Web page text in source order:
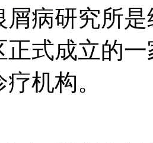
屑病研究所
正式成立的
机构。